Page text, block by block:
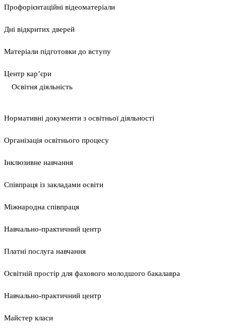
Профорієнтаційні відеоматеріали
Дні відкритих дверей
Матеріали підготовки до вступу
Центр кар’єри
Освітня діяльність
Нормативні документи з освітньої діяльності
Організація освітнього процесу
Інклюзивне навчання
Співпраця із закладами освіти
Міжнародна співпраця
Навчально-практичний центр
Платні послуга навчання
Освітній простір для фахового молодшого бакалавра
Навчально-практичний центр
Майстер класи